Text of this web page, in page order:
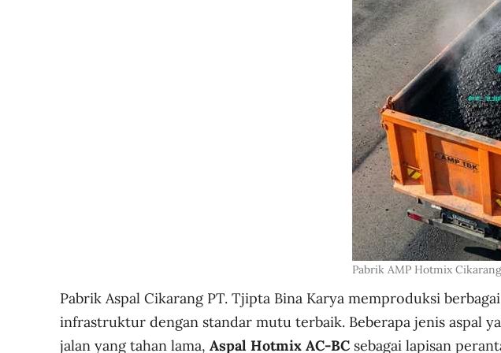
Pabrik AMP Hotmix Cikarang
Pabrik Aspal Cikarang PT. Tjipta Bina Karya memproduksi
infrastruktur dengan standar mutu terbaik. Beberapa jenis aspal
jalan yang tahan lama, Aspal Hotmix AC-BCsebagai lapisan